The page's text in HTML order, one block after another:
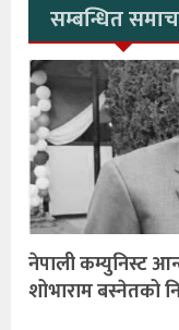
सम्बन्धित
नेपाली कम्युनिस्ट
शोभाराम बस्नेतको